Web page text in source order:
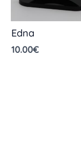
Edna
10.00€